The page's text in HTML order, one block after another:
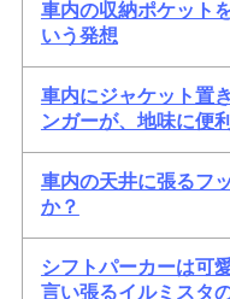
車内の収納ポケット
いう発想
車内にジャケット置
ンガーが、地味に便利
車内の天井に張るフ
か？
シフトパーカーは可
言い張るイルミスタ